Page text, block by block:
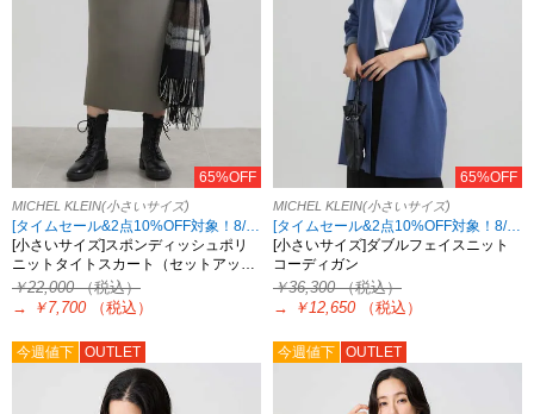
65%OFF
MICHEL KLEIN(小さいサイズ)
[タイムセール&2点10%OFF対象！8/17 8:59まで アウトレット限定]
[小さいサイズ]スポンディッシュポリ
ニットタイトスカート（セットアッ…
￥22,000（税込）
→
￥7,700 （税込）
65%OFF
MICHEL KLEIN(小さいサイズ)
[タイムセール&2点10%OFF対象！8/17 8:59まで アウトレット限定]
[小さいサイズ]ダブルフェイスニット
コーディガン
￥36,300（税込）
→
￥12,650 （税込）
今週値下 OUTLET 今週値下 OUTLET